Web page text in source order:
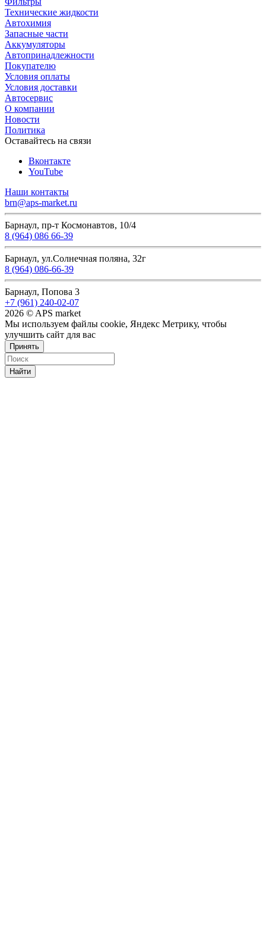
Технические жидкости
Автохимия
Запасные части
Аккумуляторы
Автопринадлежности
Покупателю
Условия оплаты
Условия доставки
Автосервис
О компании
Новости
Политика
Оставайтесь на связи
Вконтакте
YouTube
Наши контакты
brn@aps-market.ru
Барнаул, пр-т Космонавтов, 10/4
8 (964) 086 66-39
Барнаул, ул.Солнечная поляна, 32г
8 (964) 086-66-39
Барнаул, Попова 3
+7 (961) 240-02-07
2026 © APS market
Мы используем файлы cookie, Яндекс Метрику, чтобы
улучшить сайт для вас
Принять
Найти